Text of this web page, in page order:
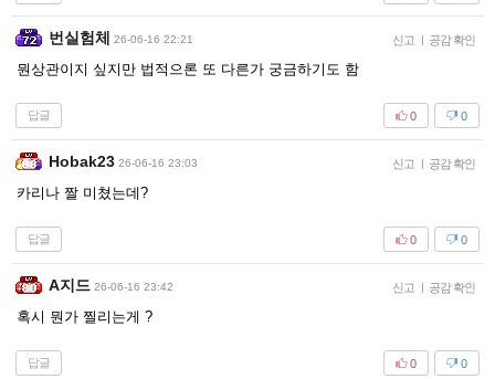
번실험체 26-06-16 22:21 신고 | 공감 확인
뭔상관이지 싶지만 법적으론 또 다른가 궁금하기도 함
답글 0
0
Hobak23 26-06-16 23:03 신고 | 공감 확인
카리나 짤 미쳤는데?
답글 0
0
A지드 26-06-16 23:42 신고 | 공감 확인
혹시 뭔가 찔리는게 ?
답글 0
0